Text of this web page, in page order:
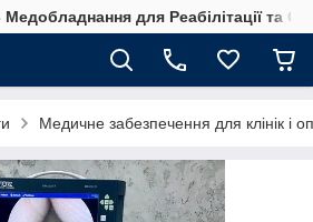
для Реабілітації та
Медичне забезпечення для клінік і